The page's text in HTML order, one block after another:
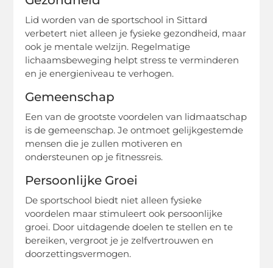
Lid worden van de sportschool in Sittard
verbetert niet alleen je fysieke gezondheid, maar
ook je mentale welzijn. Regelmatige
lichaamsbeweging helpt stress te verminderen
en je energieniveau te verhogen.
Gemeenschap
Een van de grootste voordelen van lidmaatschap
is de gemeenschap. Je ontmoet gelijkgestemde
mensen die je zullen motiveren en
ondersteunen op je fitnessreis.
Persoonlijke Groei
De sportschool biedt niet alleen fysieke
voordelen maar stimuleert ook persoonlijke
groei. Door uitdagende doelen te stellen en te
bereiken, vergroot je je zelfvertrouwen en
doorzettingsvermogen.